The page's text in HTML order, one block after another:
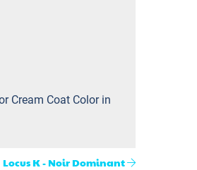
Cream Coat Color in
Locus K - Noir Dominant